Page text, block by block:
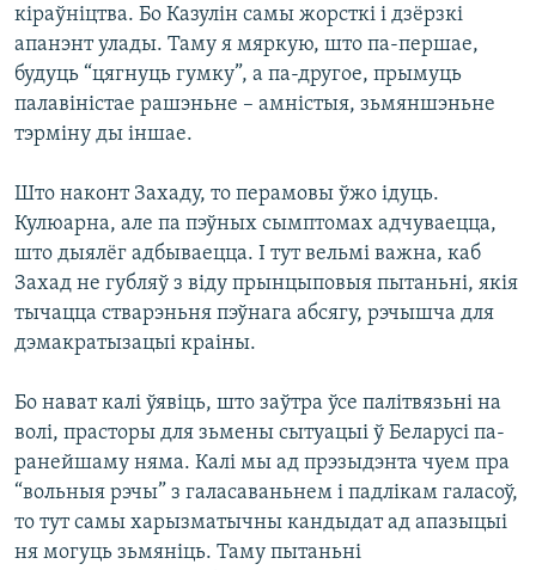
кіраўніцтва. Бо Казулін самы жорсткі і дзёрзкі
апанэнт улады. Таму я мяркую, што па-першае,
будуць “цягнуць гумку”, а па-другое, прымуць
палавіністае рашэньне – амністыя, зьмяншэньне
тэрміну ды іншае.
Што наконт Захаду, то перамовы ўжо ідуць.
Кулюарна, але па пэўных сымптомах адчуваецца,
што дыялёг адбываецца. І тут вельмі важна, каб
Захад не губляў з віду прынцыповыя пытаньні, якія
тычацца стварэньня пэўнага абсягу, рэчышча для
дэмакратызацыі краіны.
Бо нават калі ўявіць, што заўтра ўсе палітвязьні на
волі, прасторы для зьмены сытуацыі ў Беларусі па-
ранейшаму няма. Калі мы ад прэзыдэнта чуем пра
“вольныя рэчы” з галасаваньнем і падлікам галасоў,
то тут самы харызматычны кандыдат ад апазыцыі
ня могуць зьмяніць. Таму пытаньні